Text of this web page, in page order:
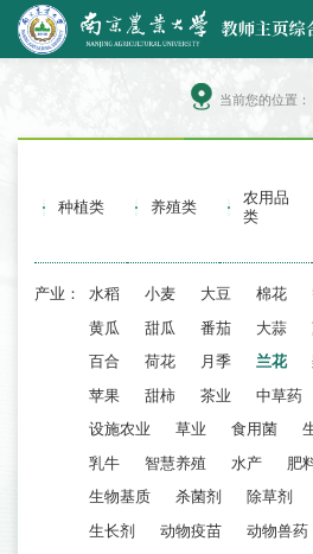
当前您的位置：
种植类 养殖类
农用品
类
产业： 水稻 小麦 大豆 棉花
黄瓜 甜瓜 番茄 大蒜
百合 荷花 月季 兰花
苹果 甜柿 茶业 中草药
设施农业 草业 食用菌
乳牛 智慧养殖 水产 肥
生物基质 杀菌剂 除草剂
生长剂 动物疫苗 动物兽药